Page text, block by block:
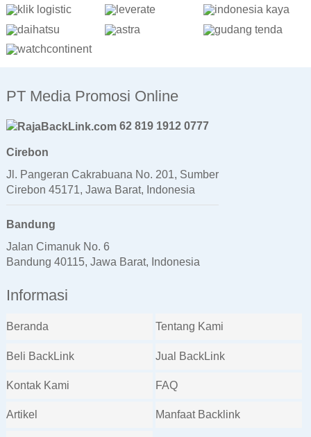
PT Media Promosi Online
62 819 1912 0777
Cirebon
Jl. Pangeran Cakrabuana No. 201, Sumber
Cirebon 45171, Jawa Barat, Indonesia
Bandung
Jalan Cimanuk No. 6
Bandung 40115, Jawa Barat, Indonesia
Informasi
Beranda Tentang Kami
Beli BackLink Jual BackLink
Kontak Kami FAQ
Artikel Manfaat Backlink